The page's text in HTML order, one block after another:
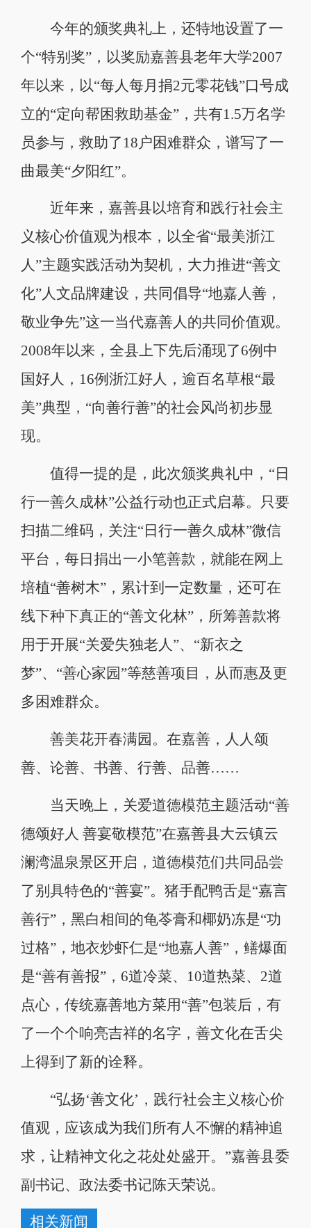
今年的颁奖典礼上，还特地设置了一
个“特别奖”，以奖励嘉善县老年大学2007
年以来，以“每人每月捐2元零花钱”口号成
立的“定向帮困救助基金”，共有1.5万名学
员参与，救助了18户困难群众，谱写了一
曲最美“夕阳红”。
近年来，嘉善县以培育和践行社会主
义核心价值观为根本，以全省“最美浙江
人”主题实践活动为契机，大力推进“善文
化”人文品牌建设，共同倡导“地嘉人善，
敬业争先”这一当代嘉善人的共同价值观。
2008年以来，全县上下先后涌现了6例中
国好人，16例浙江好人，逾百名草根“最
美”典型，“向善行善”的社会风尚初步显
现。
值得一提的是，此次颁奖典礼中，“日
行一善久成林”公益行动也正式启幕。只要
扫描二维码，关注“日行一善久成林”微信
平台，每日捐出一小笔善款，就能在网上
培植“善树木”，累计到一定数量，还可在
线下种下真正的“善文化林”，所筹善款将
用于开展“关爱失独老人”、“新衣之
梦”、“善心家园”等慈善项目，从而惠及更
多困难群众。
善美花开春满园。在嘉善，人人颂
善、论善、书善、行善、品善……
当天晚上，关爱道德模范主题活动“善
德颂好人 善宴敬模范”在嘉善县大云镇云
澜湾温泉景区开启，道德模范们共同品尝
了别具特色的“善宴”。猪手配鸭舌是“嘉言
善行”，黑白相间的龟苓膏和椰奶冻是“功
过格”，地衣炒虾仁是“地嘉人善”，鳝爆面
是“善有善报”，6道冷菜、10道热菜、2道
点心，传统嘉善地方菜用“善”包装后，有
了一个个响亮吉祥的名字，善文化在舌尖
上得到了新的诠释。
“弘扬‘善文化’，践行社会主义核心价
值观，应该成为我们所有人不懈的精神追
求，让精神文化之花处处盛开。”嘉善县委
副书记、政法委书记陈天荣说。
相关新闻